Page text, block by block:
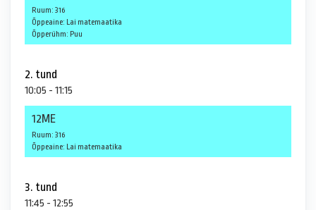
Ruum: 316
Õppeaine: Lai matemaatika
Õpperühm: Puu
2. tund
10:05 - 11:15
12ME
Ruum: 316
Õppeaine: Lai matemaatika
3. tund
11:45 - 12:55